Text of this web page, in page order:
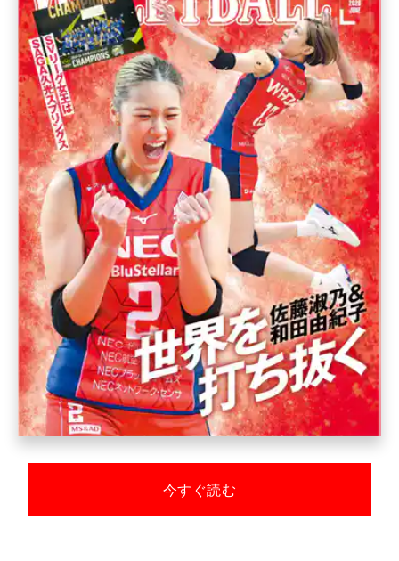
※表示している各STEPの画像は、デバイスによって若干異なりますのでご注意く
ださい。
今すぐ読む